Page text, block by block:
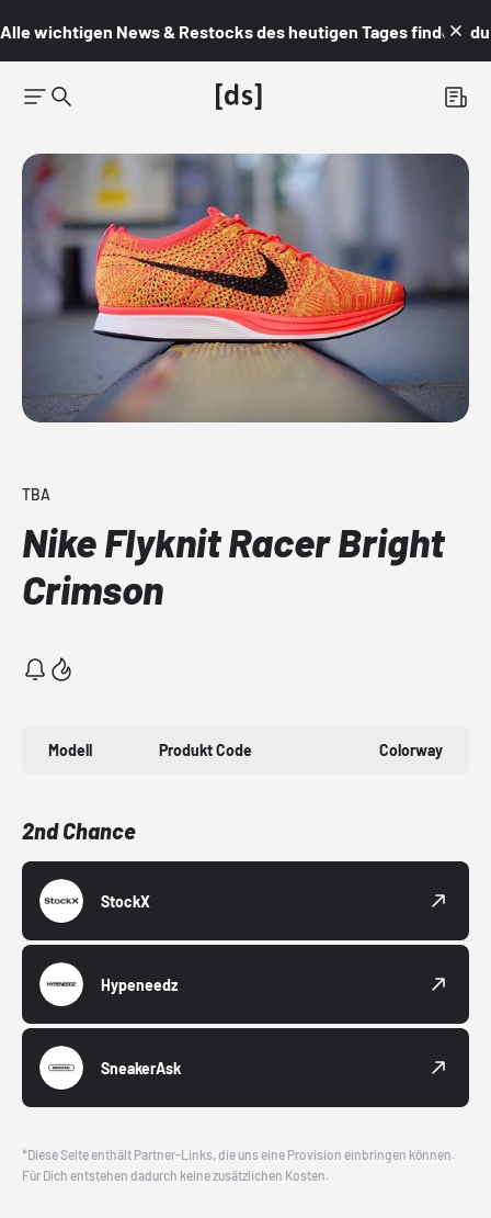
Alle wichtigen News & Restocks des heutigen Tages findest du
TBA
Nike Flyknit Racer Bright
Crimson
Modell Produkt Code Colorway
2nd Chance
StockX
Hypeneedz
SneakerAsk
*Diese Seite enthält Partner-Links, die uns eine Provision einbringen können.
Für Dich entstehen dadurch keine zusätzlichen Kosten.